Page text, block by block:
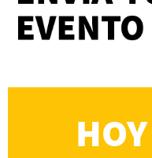
Eva
universo
Martín